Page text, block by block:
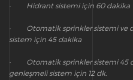
· Hidrant sistemi için 60 dakika
· Otomatik sprinkler sistemi ve
sistem için 45 dakika
· Otomatik sprinkler sistemi 45
genleşmeli sistem için 12 dk.